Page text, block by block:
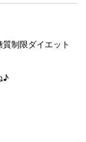
制限ダイエット
♪